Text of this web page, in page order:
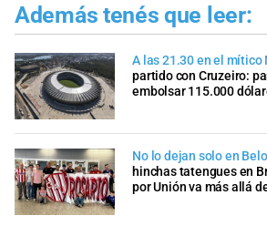
Además tenés que leer:
A las 21.30 en el
partido con Cruzeiro:
embolsar 115.000
No lo dejan solo en
hinchas tatengues en
por Unión va más allá